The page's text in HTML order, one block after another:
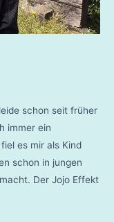
schon seit früher
immer ein
es mir als Kind
schon in jungen
Der Jojo Effekt